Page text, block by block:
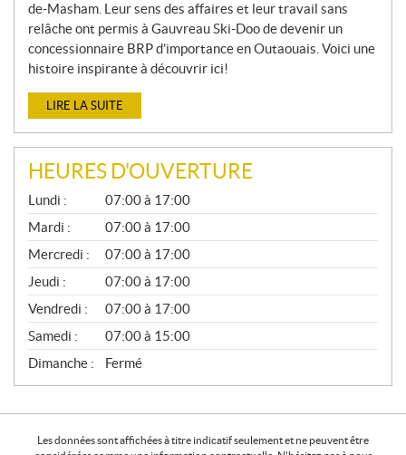
de-Masham. Leur sens des affaires et leur travail sans
relâche ont permis à Gauvreau Ski-Doo de devenir un
concessionnaire BRP d’importance en Outaouais. Voici une
histoire inspirante à découvrir ici!
LIRE LA SUITE
HEURES D'OUVERTURE
G
É
N
É
R
A
L
Lundi :
07:00 à 17:00
Mardi :
07:00 à 17:00
Mercredi :
07:00 à 17:00
Jeudi :
07:00 à 17:00
Vendredi :
07:00 à 17:00
Samedi :
07:00 à 15:00
Dimanche :
Fermé
Les données sont affichées à titre indicatif seulement et ne peuvent être